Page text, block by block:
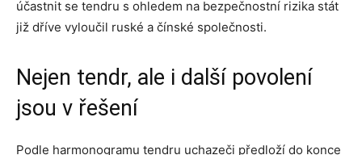
účastnit se tendru s ohledem na bezpečnostní rizika stát
již dříve vyloučil ruské a čínské společnosti.
Nejen tendr, ale i další povolení
jsou v řešení
Podle harmonogramu tendru uchazeči předloží do konce